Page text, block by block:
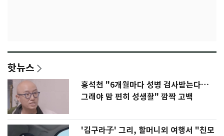
핫뉴스
홍석천 "6개월마다 성병 검사받는다…
그래야 맘 편히 성생활" 깜짝 고백
'김구라子' 그리, 할머니외 여행서 "친모